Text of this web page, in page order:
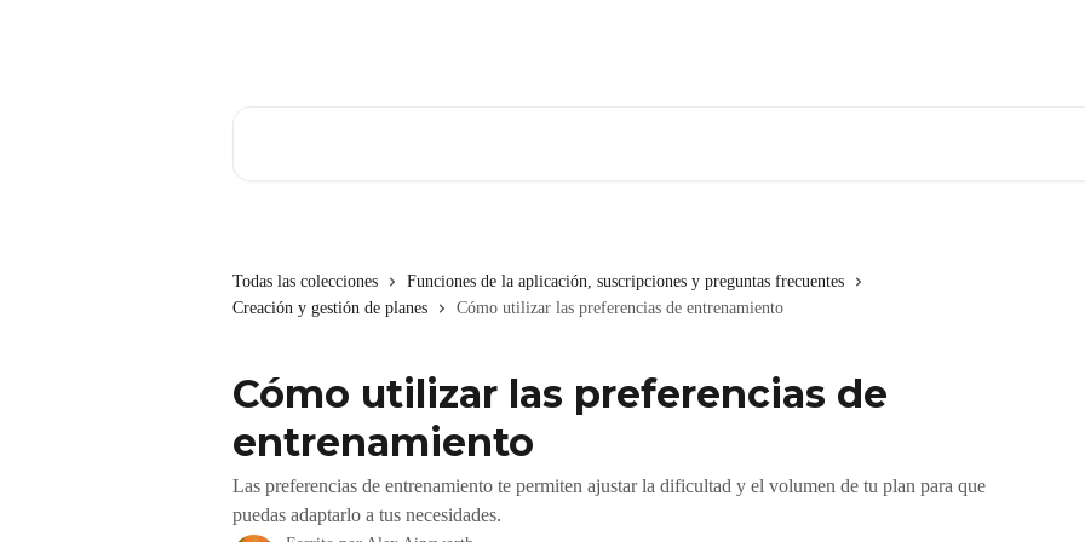
Todas las colecciones
Funciones de la aplicación, suscripciones y preguntas frecuentes
Creación y gestión de planes
Cómo utilizar las preferencias de entrenamiento
Cómo utilizar las preferencias de
entrenamiento
Las preferencias de entrenamiento te permiten ajustar la dificultad y el volumen de tu plan para que
puedas adaptarlo a tus necesidades.